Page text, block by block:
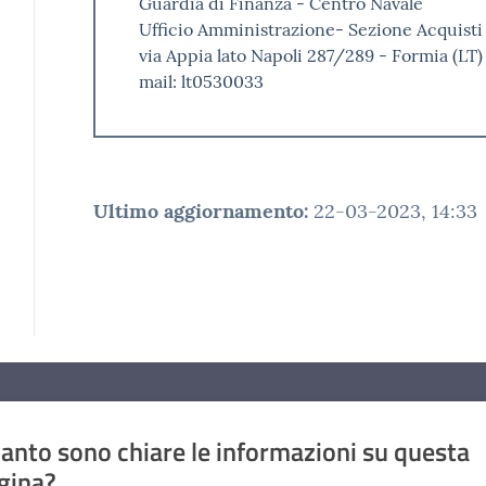
Ufficio Amministrazione- Sezione Acquisti
via Appia lato Napoli 287/289 - Formia (LT)
mail: lt0530033
Ultimo aggiornamento: 22-03-2023, 14:33
sono chiare le informazioni su questa